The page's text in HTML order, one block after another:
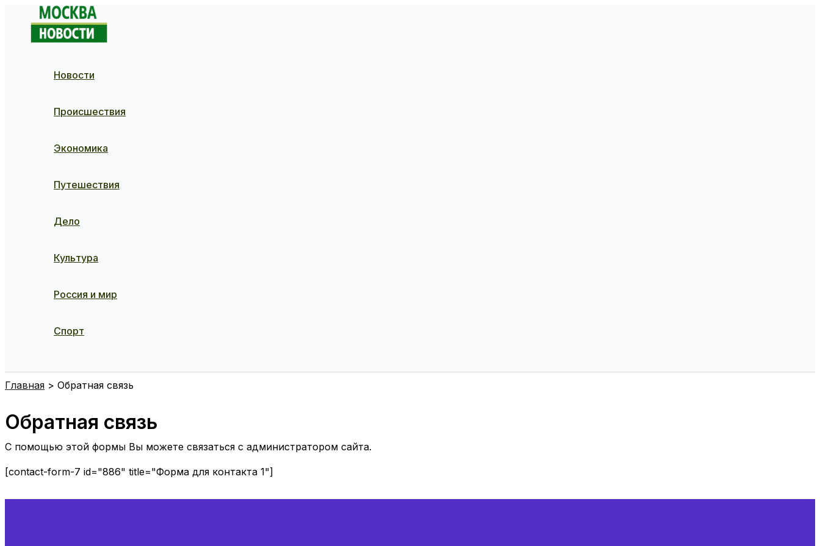
Перейти
содержимому
Новости
Происшествия
Экономика
Путешествия
Дело
Культура
Россия и мир
Спорт
Главная Обратная связь
Обратная связь
С помощью этой формы Вы можете связаться с администратором сайта.
[contact-form-7 id="886" title="Форма для контакта 1"]